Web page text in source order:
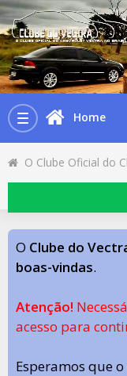
Toggle
navigation
Home
O Clube Oficial do
O Clube do
boas-vindas.
Atenção!
acesso para
Esperamos que